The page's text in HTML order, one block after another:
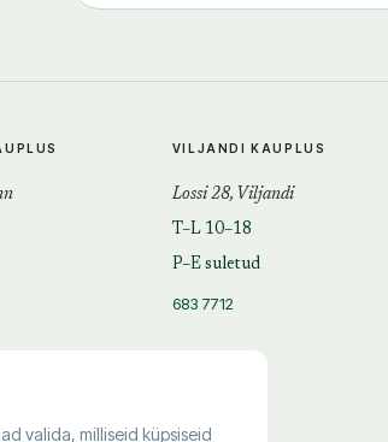
VILJANDI KAUPLUS
Lossi 28, Viljandi
T–L 10–18
P–E suletud
683 7712
valida, milliseid küpsiseid